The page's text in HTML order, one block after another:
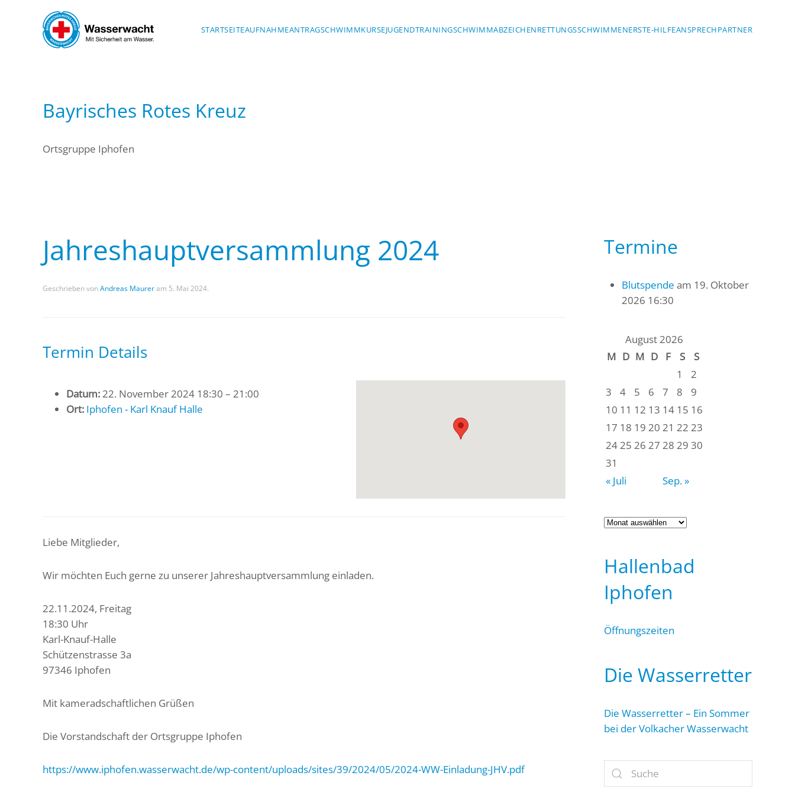
Skip to main content STARTSEITEAUFNAHMEANTRAGSCHWIMMKURSEJUGENDTRAININGSCHWIMMABZEICHENRETTUNGSSCHWIMMENERSTE-HILFEANSPRECHPARTNER
Bayrisches Rotes Kreuz
Ortsgruppe Iphofen
Jahreshauptversammlung 2024
Geschrieben vonAndreas Maureram 5. Mai 2024.
Termin Details
Datum:22. November 2024 18:30 – 21:00
Ort: Iphofen - Karl Knauf Halle
Liebe Mitglieder,
Wir möchten Euch gerne zu unserer Jahreshauptversammlung einladen.
22.11.2024, Freitag
18:30 Uhr
Karl-Knauf-Halle
Schützenstrasse 3a
97346 Iphofen
Mit kameradschaftlichen Grüßen
Die Vorstandschaft der Ortsgruppe Iphofen
https://www.iphofen.wasserwacht.de/wp-content/uploads/sites/39/2024/05/2024-WW-Einladung-JHV.pdf
Termine
Blutspende am 19. Oktober
2026 16:30
August 2026
M D M D F S
S
1
2
3
4 5 6 7 8
9
10 11 12 13 14 15 16
17 18 19 20 21 22 23
2425 26 27 28 29 30
31
« Juli
Sep. »
Archiv
Hallenbad
Iphofen
Öffnungszeiten
Die Wasserretter
Die Wasserretter – Ein Sommer
bei der Volkacher Wasserwacht